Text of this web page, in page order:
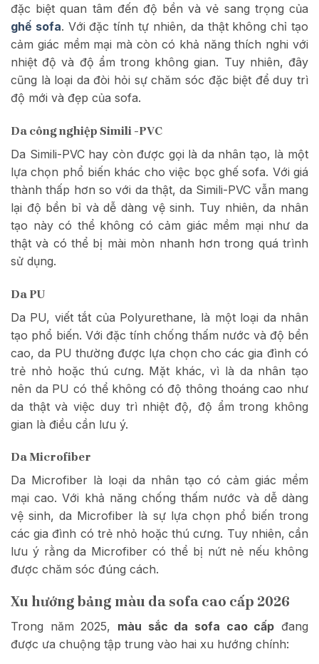
đặc biệt quan tâm đến độ bền và vẻ sang trọng của
ghế sofa. Với đặc tính tự nhiên, da thật không chỉ tạo
cảm giác mềm mại mà còn có khả năng thích nghi với
nhiệt độ và độ ẩm trong không gian. Tuy nhiên, đây
cũng là loại da đòi hỏi sự chăm sóc đặc biệt để duy trì
độ mới và đẹp của sofa.
Da công nghiệp Simili -PVC
Da Simili-PVC hay còn được gọi là da nhân tạo, là một
lựa chọn phổ biến khác cho việc bọc ghế sofa. Với giá
thành thấp hơn so với da thật, da Simili-PVC vẫn mang
lại độ bền bỉ và dễ dàng vệ sinh. Tuy nhiên, da nhân
tạo này có thể không có cảm giác mềm mại như da
thật và có thể bị mài mòn nhanh hơn trong quá trình
sử dụng.
Da PU
Da PU, viết tắt của Polyurethane, là một loại da nhân
tạo phổ biến. Với đặc tính chống thấm nước và độ bền
cao, da PU thường được lựa chọn cho các gia đình có
trẻ nhỏ hoặc thú cưng. Mặt khác, vì là da nhân tạo
nên da PU có thể không có độ thông thoáng cao như
da thật và việc duy trì nhiệt độ, độ ẩm trong không
gian là điều cần lưu ý.
Da Microfiber
Da Microfiber là loại da nhân tạo có cảm giác mềm
mại cao. Với khả năng chống thấm nước và dễ dàng
vệ sinh, da Microfiber là sự lựa chọn phổ biến trong
các gia đình có trẻ nhỏ hoặc thú cưng. Tuy nhiên, cần
lưu ý rằng da Microfiber có thể bị nứt nẻ nếu không
được chăm sóc đúng cách.
Xu hướng bảng màu da sofa cao cấp 2026
Trong năm 2025, màu sắc da sofa cao cấp đang
được ưa chuộng tập trung vào hai xu hướng chính: